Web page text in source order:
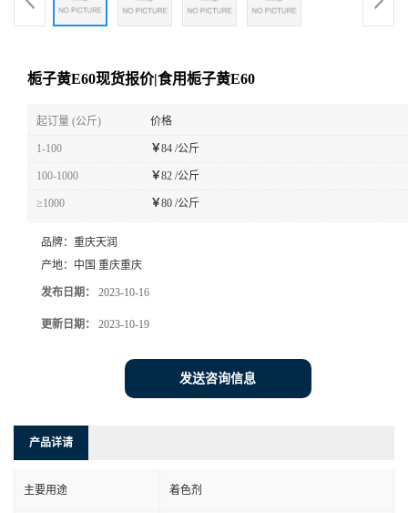
栀子黄E60现货报价|食用栀子黄E60
起订量 (公斤) 价格
1-100 ￥84 /公斤
100-1000 ￥82 /公斤
≥1000 ￥80 /公斤
品牌： 重庆天润
产地： 中国 重庆重庆
发布日期： 2023-10-16
更新日期： 2023-10-19
发送咨询信息
产品详请
主要用途 着色剂